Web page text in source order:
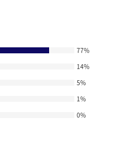
77%
14%
5%
1%
0%